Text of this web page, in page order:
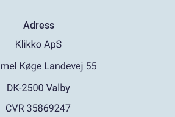
Adress